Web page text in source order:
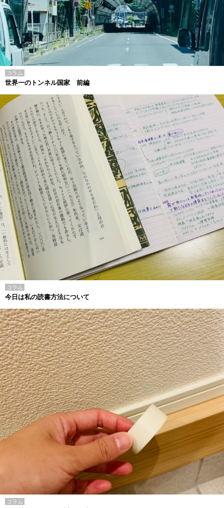
コラム
世界一のトンネル国家 前編
コラム
今日は私の読書方法について
コラム